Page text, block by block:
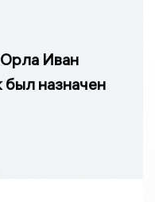
Иван
назначен